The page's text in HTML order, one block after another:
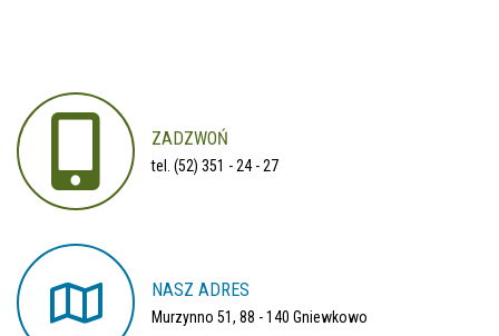
ZADZWOŃ
tel. (52) 351 - 24 - 27
NASZ ADRES
Murzynno 51, 88 - 140 Gniewkowo